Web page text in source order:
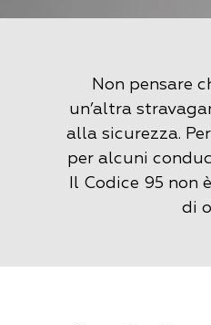
Non pensare
un’altra
alla sicurezza.
per alcuni
Il Codice 95
di